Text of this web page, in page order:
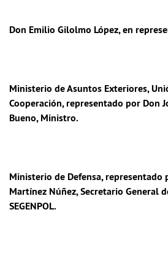
Don Emilio Gilolmo López, en
Ministerio de Asuntos Exteriores,
Cooperación, representado por Don
Bueno, Ministro.
Ministerio de Defensa, representado
Martínez Núñez, Secretario General
SEGENPOL.